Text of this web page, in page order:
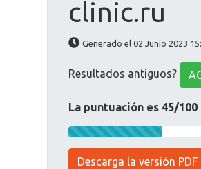
clinic.ru
Generado el 02 Junio 2023
Resultados antiguos?
La puntuación es 45/100
Descarga la versión PDF